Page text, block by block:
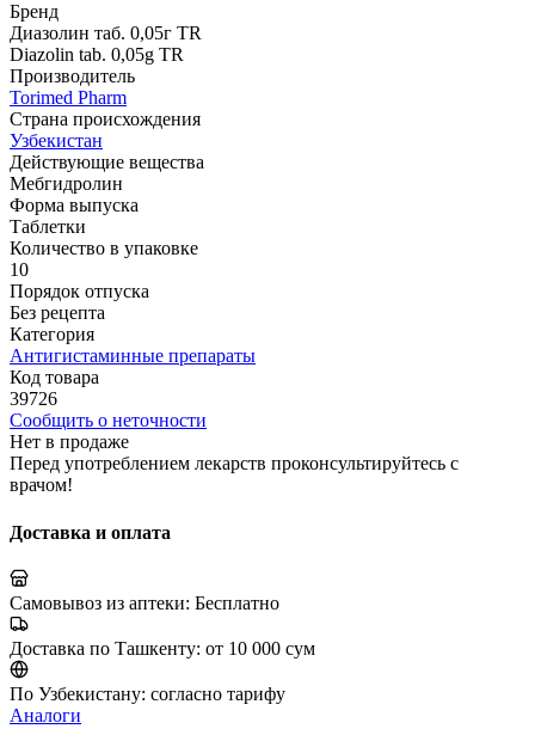
Бренд
Диазолин таб. 0,05г TR
Diazolin tab. 0,05g TR
Производитель
Torimed Pharm
Страна происхождения
Узбекистан
Действующие вещества
Мебгидролин
Форма выпуска
Таблетки
Количество в упаковке
10
Порядок отпуска
Без рецепта
Категория
Антигистаминные препараты
Код товара
39726
Сообщить о неточности
Нет в продаже
Перед употреблением лекарств проконсультируйтесь с
врачом!
Доставка и оплата
Самовывоз из аптеки: Бесплатно
Доставка по Ташкенту: от 10 000 сум
По Узбекистану: согласно тарифу
Аналоги